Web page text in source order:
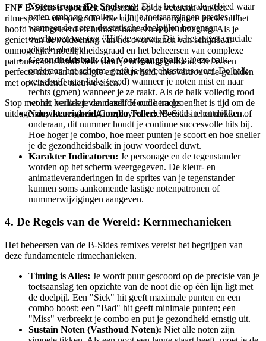
FNF B-Sides is specifiek afgestemd op de veteraan van het
ritmespel — de speler die elke noot van de originele tracks uit het
hoofd heeft geleerd en hunkert naar een echte uitdaging. Als je
geniet van de voldoening van het overwinnen van schijnbaar
onmogelijke moeilijkheidsgraad en het beheersen van complexe
patronen, dan houdt deze mod je urenlang geboeid. Het is een
perfecte mix van nostalgie en nieuwheid, met vertrouwde geluiden
met opwindende nieuwe eisen.
Stop met het herhalen van dezelfde oude tracks — het is tijd om de
uitdagende, interessante gameplay van de B-Sides te ontdekken.
Notenstroom (De Snelweg): Dit is het centrale gebied waar
noten omhoog scrollen. Lijn je toetsaanslagen precies uit
wanneer de noten de statische doelpijlen bovenaan
overlappen om een "Hit" te scoren. Dit is het meest cruciale
visuele element.
Gezondheidsbalk (De Voortgangsbalk):Deze balk,
onderaan het scherm, geeft je gevechtsstatus weer. De balk
verschuift naar links (rood) wanneer je noten mist en naar
rechts (groen) wanneer je ze raakt. Als de balk volledig rood
wordt, verlies je de match. Houd hem groen!
Nauwkeurigheid/Combo Teller:Meestal in het midden of
onderaan, dit nummer houdt je continue succesvolle hits bij.
Hoe hoger je combo, hoe meer punten je scoort en hoe sneller
je de gezondheidsbalk in jouw voordeel duwt.
Karakter Indicatoren: Je personage en de tegenstander
worden op het scherm weergegeven. De kleur- en
animatieveranderingen in de sprites van je tegenstander
kunnen soms aankomende lastige notenpatronen of
nummerwijzigingen aangeven.
4. De Regels van de Wereld: Kernmechanieken
Het beheersen van de B-Sides remixes vereist het begrijpen van
deze fundamentele ritmechanieken.
Timing is Alles: Je wordt puur gescoord op de precisie van je
toetsaanslag ten opzichte van de noot die op één lijn ligt met
de doelpijl. Een "Sick" hit geeft maximale punten en een
combo boost; een "Bad" hit geeft minimale punten; een
"Miss" verbreekt je combo en put je gezondheid ernstig uit.
Sustain Noten (Vasthoud Noten): Niet alle noten zijn